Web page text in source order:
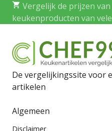
Vergelijk de prijzen
keukenproducten van
De vergelijkingssite voor
artikelen
Algemeen
Disclaimer